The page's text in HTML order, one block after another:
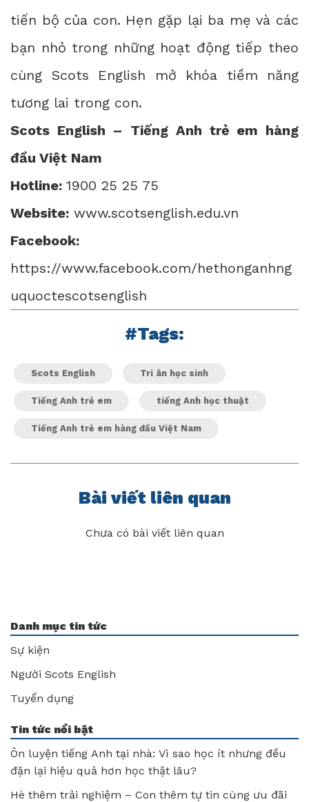
tiến bộ của con. Hẹn gặp lại ba mẹ và các
bạn nhỏ trong những hoạt động tiếp theo
cùng Scots English mở khóa tiềm năng
tương lai trong con.
Scots English – Tiếng Anh trẻ em hàng
đầu Việt Nam
Hotline: 1900 25 25 75
Website: www.scotsenglish.edu.vn
Facebook:
https://www.facebook.com/hethonganhng
uquoctescotsenglish
#Tags:
Scots English Tri ân học sinh
Tiếng Anh trẻ em tiếng Anh học thuật
Tiếng Anh trẻ em hàng đầu Việt Nam
Bài viết liên quan
Chưa có bài viết liên quan
Danh mục tin tức
Sự kiện
Người Scots English
Tuyển dụng
Tin tức nổi bật
Ôn luyện tiếng Anh tại nhà: Vì sao học ít nhưng đều
đặn lại hiệu quả hơn học thật lâu?
Hè thêm trải nghiệm – Con thêm tự tin cùng ưu đãi